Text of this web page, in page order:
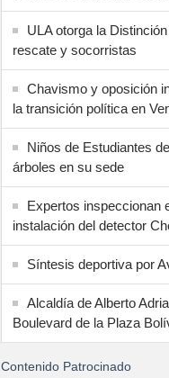
ULA otorga la
rescate y socorristas
Chavismo y oposición
la transición política en
Niños de Estudiantes
árboles en su sede
Expertos inspeccionan
instalación del detector
Síntesis deportiva por
Alcaldía de Alberto
Boulevard de la Plaza
Contenido Patrocinado